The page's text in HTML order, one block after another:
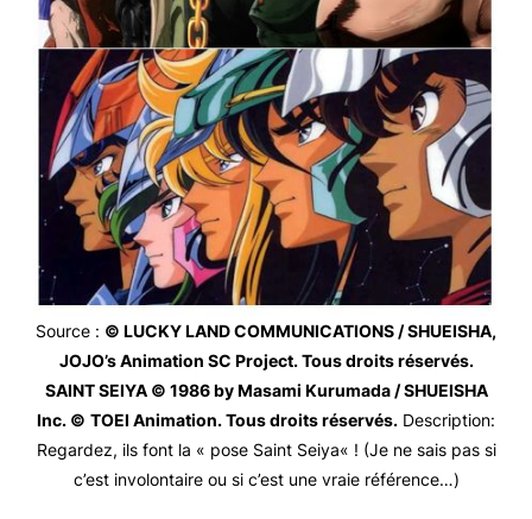
Source : © LUCKY LAND COMMUNICATIONS / SHUEISHA,
JOJO’s Animation SC Project. Tous droits réservés.
SAINT SEIYA © 1986 by Masami Kurumada / SHUEISHA
Inc. © TOEI Animation. Tous droits réservés. Description:
Regardez, ils font la « pose Saint Seiya« ! (Je ne sais pas si
c’est involontaire ou si c’est une vraie référence…)